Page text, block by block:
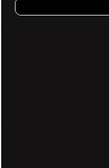
HIZLI ERİŞİM